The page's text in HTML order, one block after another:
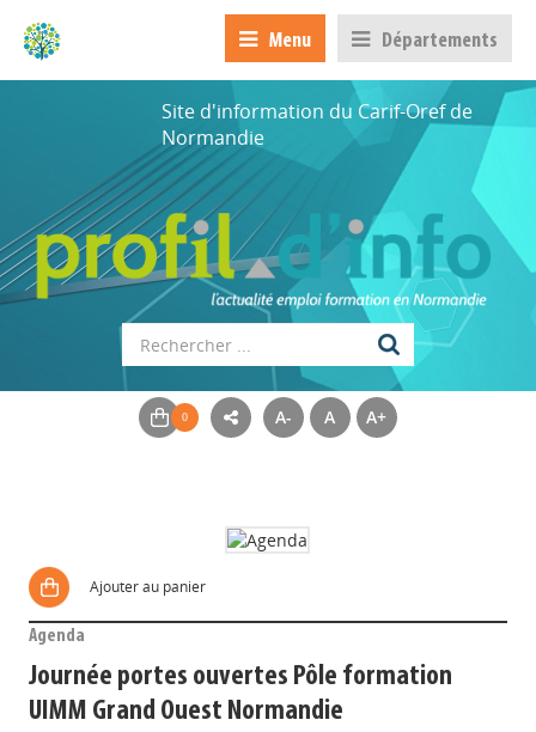
Menu Départements
Site d'information du Carif-Oref de
Normandie
A- A A+
Ajouter au panier
Agenda
Journée portes ouvertes Pôle formation
UIMM Grand Ouest Normandie